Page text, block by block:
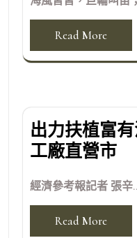
Read More
出力扶植富
工廠直營市
經濟參考報記者 張辛
Read More